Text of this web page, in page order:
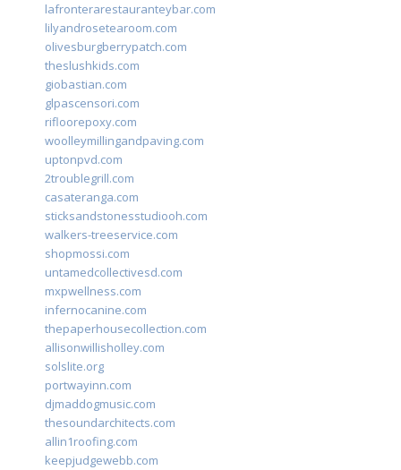
lafronterarestauranteybar.com
lilyandrosetearoom.com
olivesburgberrypatch.com
theslushkids.com
giobastian.com
glpascensori.com
rifloorepoxy.com
woolleymillingandpaving.com
uptonpvd.com
2troublegrill.com
casateranga.com
sticksandstonesstudiooh.com
walkers-treeservice.com
shopmossi.com
untamedcollectivesd.com
mxpwellness.com
infernocanine.com
thepaperhousecollection.com
allisonwillisholley.com
solslite.org
portwayinn.com
djmaddogmusic.com
thesoundarchitects.com
allin1roofing.com
keepjudgewebb.com